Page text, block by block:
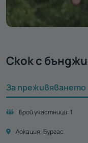
Скок с
За преживяването
Брой участници: 1
Локация: Бургас